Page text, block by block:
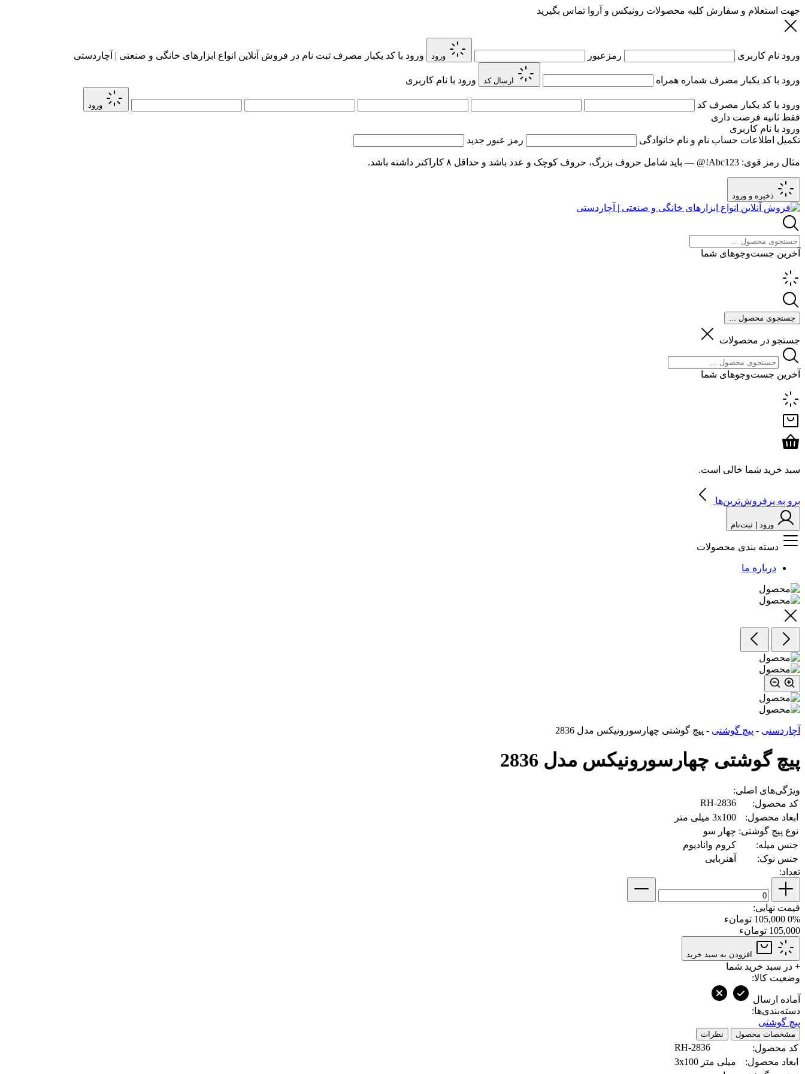
جهت استعلام و سفارش کلیه محصولات رونیکس و آروا تماس بگیرید
ورود نام کاربری رمزعبور ورود ورود با کد یکبار مصرف ثبت نام در فروش آنلاین انواع ابزارهای خانگی و صنعتی | آچاردستی
ورود با کد یکبار مصرف شماره همراه ارسال کد ورود با نام کاربری
ورود با کد یکبار مصرف کد ورود
فقط ثانیه فرصت داری
ورود با نام کاربری
تکمیل اطلاعات حساب نام و نام خانوادگی رمز عبور جدید
مثال رمز قوی: Abc123!@ — باید شامل حروف بزرگ، حروف کوچک و عدد باشد و حداقل ۸ کاراکتر داشته باشد.
ذخیره و ورود
آخرین جست‌وجوهای شما
جستجوی محصول ...
جستجو در محصولات
آخرین جست‌وجوهای شما
سبد خرید شما خالی است.
برو به پرفروش‌ترین‌ها
ورود | ثبت‌نام
دسته بندی محصولات
درباره ما
آچاردستی - پیچ گوشتی - پیچ گوشتی چهارسورونیکس مدل 2836
پیچ گوشتی چهارسورونیکس مدل 2836
ویژگی‌های اصلی:
کد محصول:
RH-2836
ابعاد محصول:
3x100 میلی متر
نوع پیچ گوشتی: چهار سو
جنس میله:
کروم وانادیوم
جنس نوک:
آهنربایی
تعداد:
قیمت نهایی:
0% 105,000 تومانء
105,000 تومانء
افزودن به سبد خرید
+ در سبد خرید شما
وضعیت کالا:
آماده ارسال
دسته‌بندی‌ها:
پیچ گوشتی
مشخصات محصول نظرات
کد محصول:
RH-2836
ابعاد محصول:
3x100 میلی متر